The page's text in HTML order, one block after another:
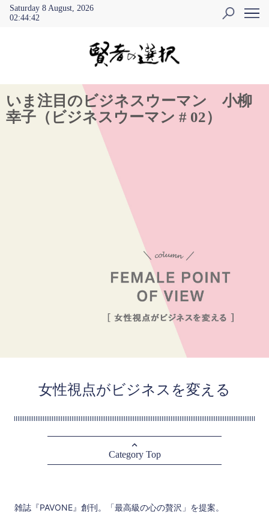
Saturday 8 August, 2026
02:44:43
いま注目のビジネスウーマン 小柳
幸子（ビジネスウーマン # 02）
女性視点がビジネスを変える
Category Top
雑誌『PAVONE』創刊。「最高級の心の贅沢」を提案。